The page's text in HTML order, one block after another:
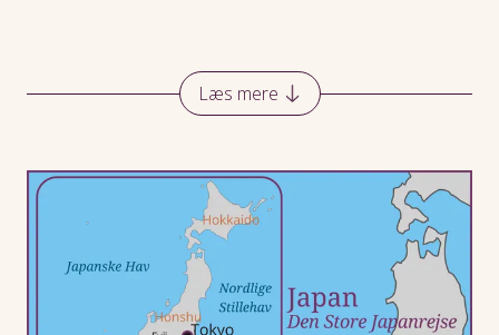
Læs mere